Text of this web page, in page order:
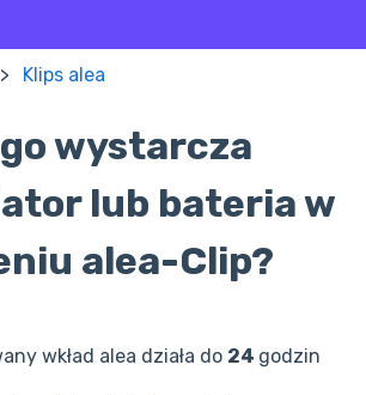
Klips alea
wystarcza
lub bateria w
alea-Clip?
wkład alea działa do 24 godzin